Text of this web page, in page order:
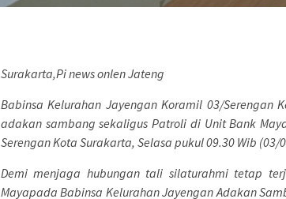
Surakarta,Pi news onlen Jateng
Babinsa Kelurahan Jayengan Koramil 03/Serengan
adakan sambang sekaligus Patroli di Unit Bank
Serengan Kota Surakarta, Selasa pukul 09.30 Wib (03/
Demi menjaga hubungan tali silaturahmi tetap
Mayapada Babinsa Kelurahan Jayengan Adakan